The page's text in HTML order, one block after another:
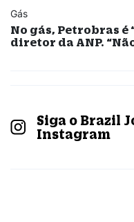
Gás
No gás, Petrobras é
diretor da ANP.
Siga o Brazil
Instagram